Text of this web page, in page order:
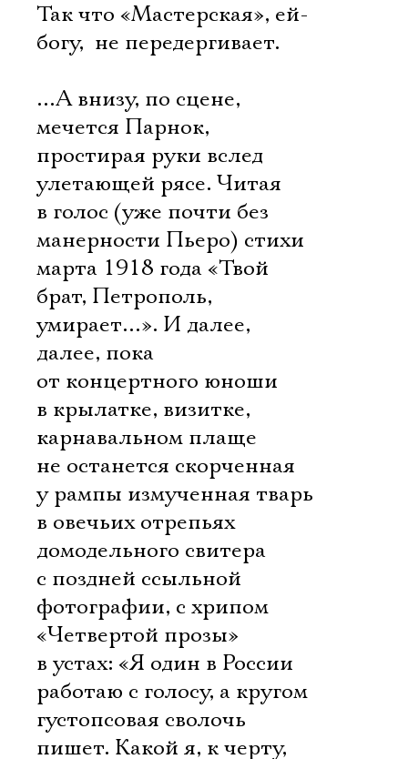
Так что «Мастерская», ей-
богу,  не передергивает.
…А внизу, по сцене,
мечется Парнок,
простирая руки вслед
улетающей рясе. Читая
в голос (уже почти без
манерности Пьеро) стихи
марта 1918 года «Твой
брат, Петрополь,
умирает…». И далее,
далее, пока
от концертного юноши
в крылатке, визитке,
карнавальном плаще
не останется скорченная
у рампы измученная тварь
в овечьих отрепьях
домодельного свитера
с поздней ссыльной
фотографии, с хрипом
«Четвертой прозы»
в устах: «Я один в России
работаю с голосу, а кругом
густопсовая сволочь
пишет. Какой я, к черту,
Электропочта